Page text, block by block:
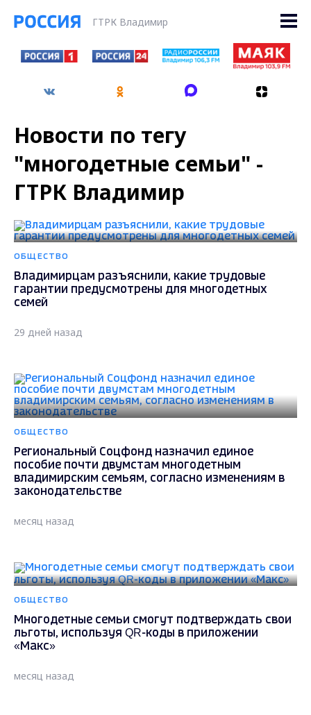
ГТРК Владимир
Новости по тегу
"многодетные семьи" -
ГТРК Владимир
ОБЩЕСТВО
Владимирцам разъяснили, какие трудовые
гарантии предусмотрены для многодетных
семей
29 дней назад
ОБЩЕСТВО
Региональный Соцфонд назначил единое
пособие почти двумстам многодетным
владимирским семьям, согласно изменениям в
законодательстве
месяц назад
ОБЩЕСТВО
Многодетные семьи смогут подтверждать свои
льготы, используя QR-коды в приложении
«Макс»
месяц назад